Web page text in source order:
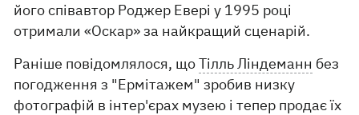
його співавтор Роджер Евері у 1995 році
отримали «Оскар» за найкращий сценарій.
Раніше повідомлялося, щоТілль Ліндеманн без
погодження з "Ермітажем" зробив низку
фотографій в інтер'єрах музею і тепер продає їх